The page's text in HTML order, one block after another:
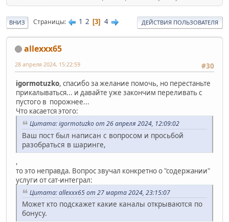
ВНИЗ Страницы 1 2 3 4 ДЕЙСТВИЯ ПОЛЬЗОВАТЕЛЯ
allexxx65
#30
28 апреля 2024, 15:22:59
igormotuzko, спасибо за желание помочь, но перестаньте
прикалываться... и давайте уже закончим переливать с
пустого в порожнее...
Что касается этого:
Цитата: igormotuzko от 26 апреля 2024, 12:09:02
Ваш пост был написан с вопросом и просьбой
разобраться в шаринге,
,
то это неправда. Вопрос звучал конкретно о "содержании"
услуги от сат-интеграл:
Цитата: allexxx65 от 27 марта 2024, 23:15:07
Может кто подскажет какие каналы открываются по
бонусу.